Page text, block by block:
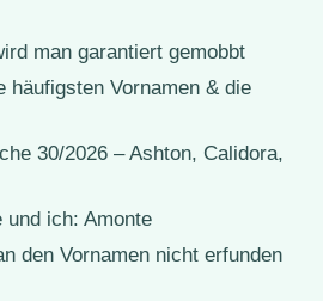
man garantiert gemobbt
häufigsten Vornamen & die
30/2026 – Ashton, Calidora,
und ich: Amonte
den Vornamen nicht erfunden